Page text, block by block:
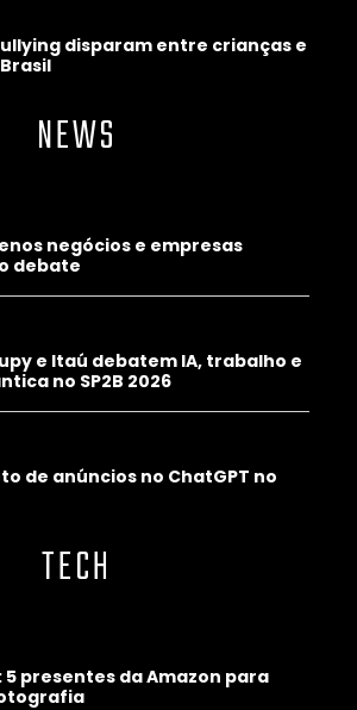
disparam entre crianças e
NEWS
negócios e empresas
debate
e Itaú debatem IA, trabalho e
no SP2B 2026
de anúncios no ChatGPT no
TECH
5 presentes da Amazon para